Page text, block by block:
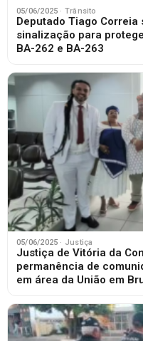
05/06/2025 · Trânsito
Deputado Tiago
sinalização para
BA-262 e BA-263
05/06/2025 · Justiça
Justiça de Vitória da
permanência de
em área da União em